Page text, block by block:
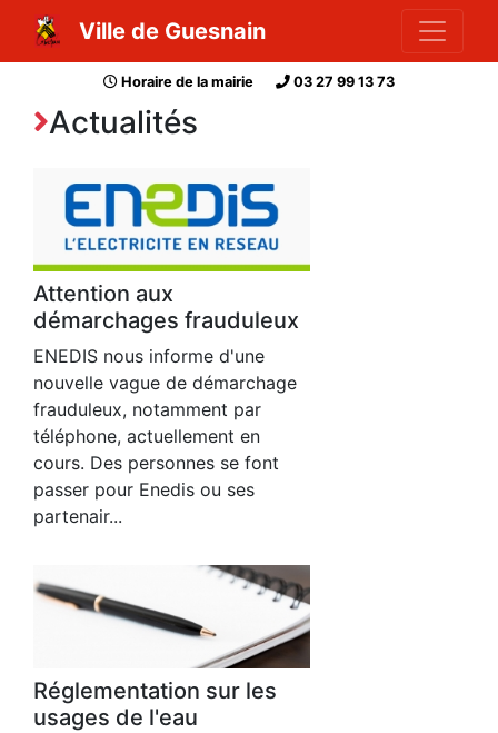
Ville de Guesnain
Horaire de la mairie 03 27 99 13 73
Actualités
Attention aux
démarchages frauduleux
ENEDIS nous informe d'une
nouvelle vague de démarchage
frauduleux, notamment par
téléphone, actuellement en
cours. Des personnes se font
passer pour Enedis ou ses
partenair...
Réglementation sur les
usages de l'eau